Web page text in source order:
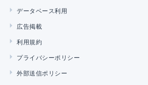
データベース利用
広告掲載
利用規約
プライバシーポリシー
外部送信ポリシー